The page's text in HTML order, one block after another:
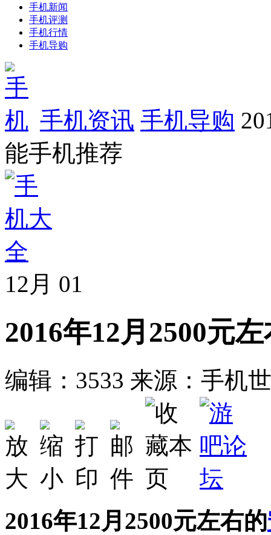
手机新闻
手机评测
手机行情
手机导购
手机资讯 手机导购
能手机推荐
12月 01
2016年12月2500元
编辑：3533 来源：手机
2016年12月2500元左右的